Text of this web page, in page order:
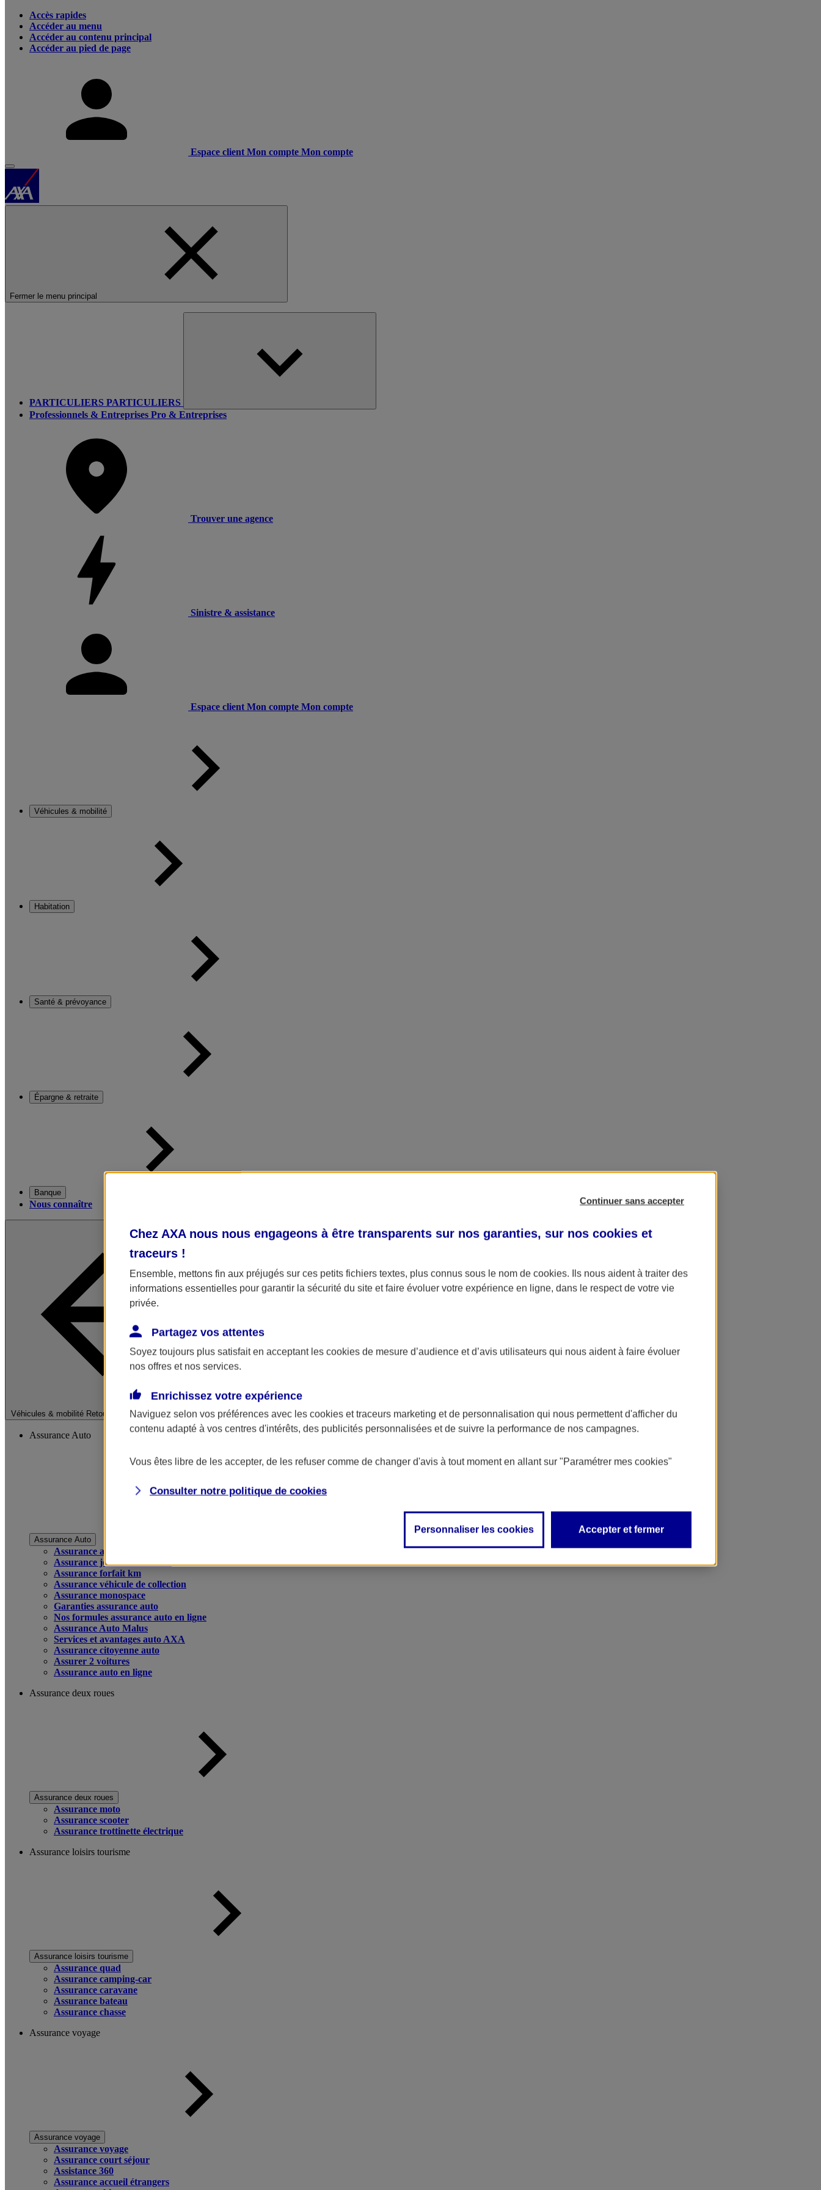
Accès rapides
Accéder au menu
Accéder au contenu principal
Accéder au pied de page
Espace client Mon compte Mon compte
Fermer le menu principal
PARTICULIERS PARTICULIERS
Professionnels & Entreprises Pro & Entreprises
Trouver une agence
Sinistre & assistance
Espace client Mon compte Mon compte
Véhicules & mobilité
Habitation
Santé & prévoyance
Épargne & retraite
Banque
Nous connaître
Véhicules & mobilité Retour à la section précédente
Fermer le menu principal
Assurance Auto
Assurance Auto
Assurance auto
Assurance jeune conducteur
Assurance forfait km
Assurance véhicule de collection
Assurance monospace
Garanties assurance auto
Nos formules assurance auto en ligne
Assurance Auto Malus
Services et avantages auto AXA
Assurance citoyenne auto
Assurer 2 voitures
Assurance auto en ligne
Assurance deux roues
Assurance deux roues
Assurance moto
Assurance scooter
Assurance trottinette électrique
Assurance loisirs tourisme
Assurance loisirs tourisme
Assurance quad
Assurance camping-car
Assurance caravane
Assurance bateau
Assurance chasse
Assurance voyage
Assurance voyage
Assurance voyage
Assurance court séjour
Assistance 360
Assurance accueil étrangers
Continuer sans accepter
Chez AXA nous nous engageons à être transparents sur nos garanties, sur nos cookies et
traceurs !
Ensemble, mettons fin aux préjugés sur ces petits fichiers textes, plus connus sous le nom de cookies. Ils nous aident à traiter des
informations essentielles pour garantir la sécurité du site et faire évoluer votre expérience en ligne, dans le respect de votre vie
privée.
Partagez vos attentes
Soyez toujours plus satisfait en acceptant les cookies de mesure d’audience et d’avis utilisateurs qui nous aident à faire évoluer
nos offres et nos services.
Enrichissez votre expérience
Naviguez selon vos préférences avec les cookies et traceurs marketing et de personnalisation qui nous permettent d'afficher du
contenu adapté à vos centres d'intérêts, des publicités personnalisées et de suivre la performance de nos campagnes.
Vous êtes libre de les accepter, de les refuser comme de changer d'avis à tout moment en allant sur "Paramétrer mes cookies"
Consulter notre politique de cookies
Personnaliser les cookies Accepter et fermer